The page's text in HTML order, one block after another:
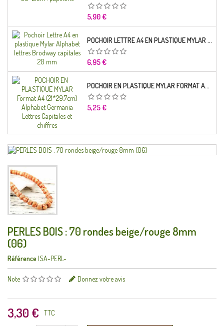
Prix
5,90 €
POCHOIR LETTRE A4 EN PLASTIQUE MYLAR ALPHABET LETTRES BRODWAY CAPITALES 20 MM
Prix
6,95 €
POCHOIR EN PLASTIQUE MYLAR FORMAT A4 (21*29.7CM) ALPHABET GERMANICA LETTRES CAPITALES ET CHIFFRES
Prix
5,25 €
PERLES BOIS : 70 rondes beige/rouge 8mm
(06)
Référence ISA-PERL-
Note Donnez votre avis
3,30 € TTC